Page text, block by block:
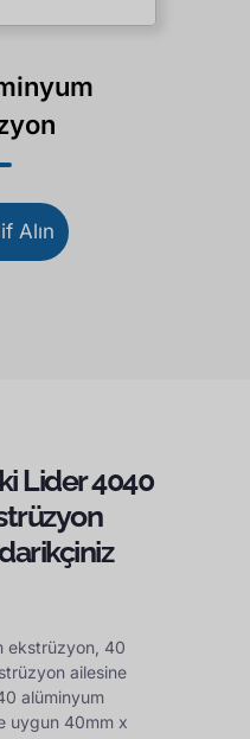
Alın
Lider 4040
ekstrüzyon, 40
ailesine
alüminyum
uygun 40mm x